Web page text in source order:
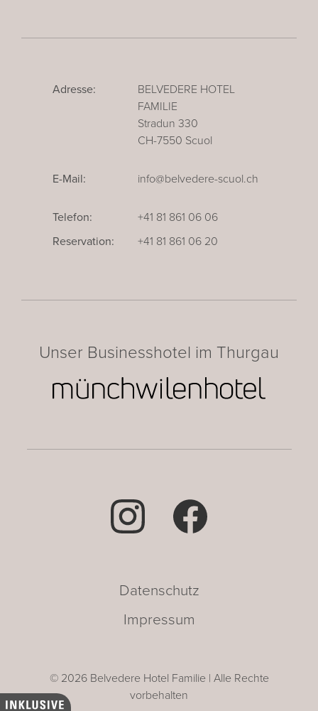
Adresse:
BELVEDERE HOTEL
FAMILIE
Stradun 330
CH-7550 Scuol
E-Mail: info@belvedere-scuol.ch
Telefon:
+41 81 861 06 06
Reservation:
+41 81 861 06 20
Unser Businesshotel im Thurgau
© 2026 Belvedere Hotel Familie | Alle Rechte
vorbehalten
Datenschutz
Impressum